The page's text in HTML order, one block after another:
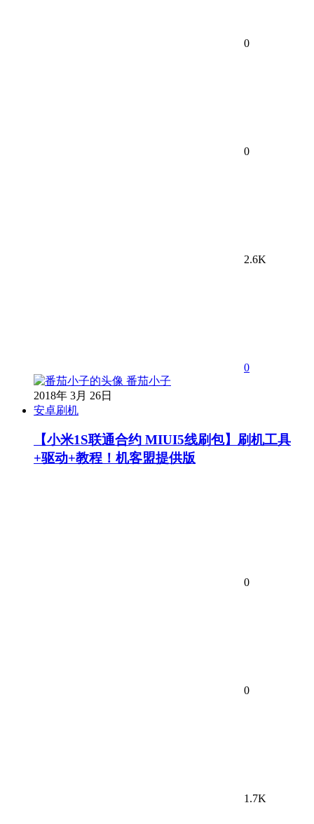
0
0
2.6K
0
番茄小子
2018年 3月 26日
安卓刷机
【小米1S联通合约 MIUI5线刷包】刷机工具
+驱动+教程！机客盟提供版
0
0
1.7K